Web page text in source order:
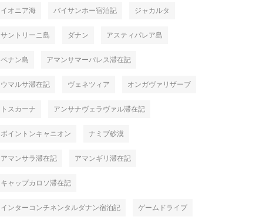
イオニア海 バイサンホー宿泊記 ジャカルタ
サントリーニ島 ダナン アスティパレア島
ペナン島 アマンサマーパレス滞在記
ウマルサ滞在記 ヴェネツィア オンガヴァリザーブ
トスカーナ アンサナヴェラヴァル滞在記
ボイントンキャニオン ナミブ砂漠
アマンサラ滞在記 アマンギリ滞在記
キャップカロソ滞在記
インターコンチネンタルダナン宿泊記 ゲームドライブ